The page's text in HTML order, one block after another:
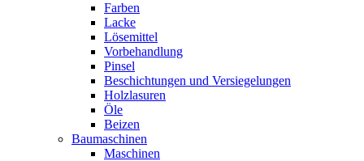
Farben
Lacke
Lösemittel
Vorbehandlung
Pinsel
Beschichtungen und Versiegelungen
Holzlasuren
Öle
Beizen
Baumaschinen
Maschinen